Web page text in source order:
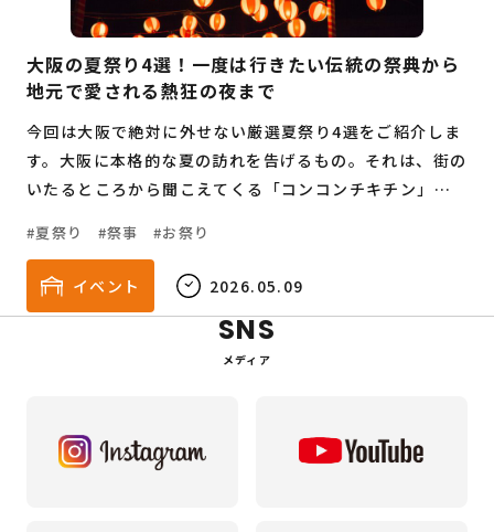
大阪の夏祭り4選！一度は行きたい伝統の祭典から
地元で愛される熱狂の夜まで
今回は大阪で絶対に外せない厳選夏祭り4選をご紹介しま
す。大阪に本格的な夏の訪れを告げるもの。それは、街の
いたるところから聞こえてくる「コンコンチキチン」と
夏祭り 祭事 お祭り
イベント 2026.05.09
SNS
メディア